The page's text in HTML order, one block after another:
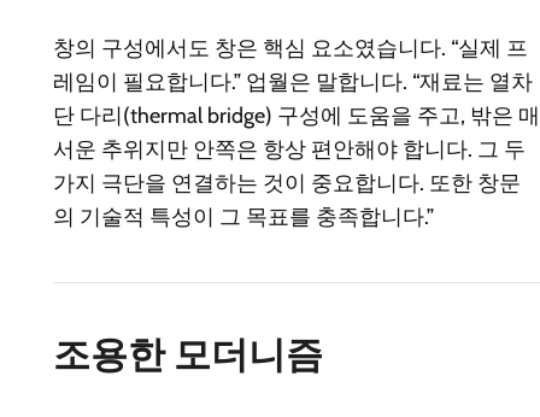
창의 구성에서도 창은 핵심 요소였습니다. “실제 프
레임이 필요합니다.” 업월은 말합니다. “재료는 열차
단 다리(thermal bridge) 구성에 도움을 주고, 밖은 매
서운 추위지만 안쪽은 항상 편안해야 합니다. 그 두
가지 극단을 연결하는 것이 중요합니다. 또한 창문
의 기술적 특성이 그 목표를 충족합니다.”
조용한 모더니즘